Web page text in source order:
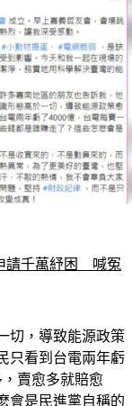
請千萬紓困　喊冤
切，導致能源政策
只看到台電兩年虧
賣愈多就賠愈
會是民進黨自稱的